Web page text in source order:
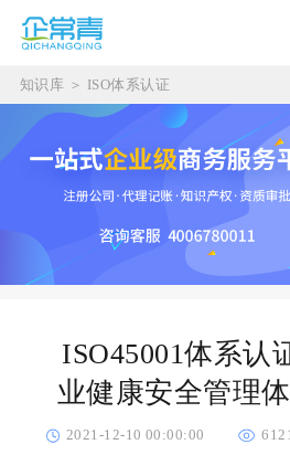
知识库 ＞ ISO体系认证
ISO45001体系认
业健康安全管理
2021-12-10 00:00:00 6121